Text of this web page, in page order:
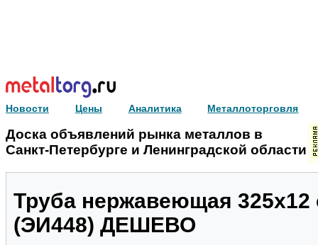
Новости Цены Аналитика Металлоторговля
Доска объявлений рынка металлов в
Санкт-Петербурге и Ленинградской области
Труба нержавеющая 325х12
(ЭИ448) ДЕШЕВО